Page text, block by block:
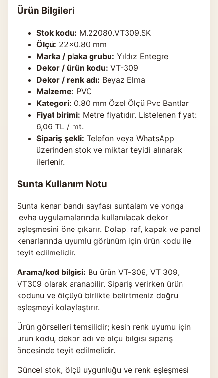
Ürün Bilgileri
Stok kodu: M.22080.VT309.SK
Ölçü: 22×0.80 mm
Marka / plaka grubu: Yıldız Entegre
Dekor / ürün kodu: VT-309
Dekor / renk adı: Beyaz Elma
Malzeme: PVC
Kategori: 0.80 mm Özel Ölçü Pvc Bantlar
Fiyat birimi: Metre fiyatıdır. Listelenen fiyat:
6,06 TL / mt.
Sipariş şekli: Telefon veya WhatsApp
üzerinden stok ve miktar teyidi alınarak
ilerlenir.
Sunta Kullanım Notu
Sunta kenar bandı sayfası suntalam ve yonga
levha uygulamalarında kullanılacak dekor
eşleşmesini öne çıkarır. Dolap, raf, kapak ve panel
kenarlarında uyumlu görünüm için ürün kodu ile
teyit edilmelidir.
Arama/kod bilgisi: Bu ürün VT-309, VT 309,
VT309 olarak aranabilir. Sipariş verirken ürün
kodunu ve ölçüyü birlikte belirtmeniz doğru
eşleşmeyi kolaylaştırır.
Ürün görselleri temsilidir; kesin renk uyumu için
ürün kodu, dekor adı ve ölçü bilgisi sipariş
öncesinde teyit edilmelidir.
Güncel stok, ölçü uygunluğu ve renk eşleşmesi